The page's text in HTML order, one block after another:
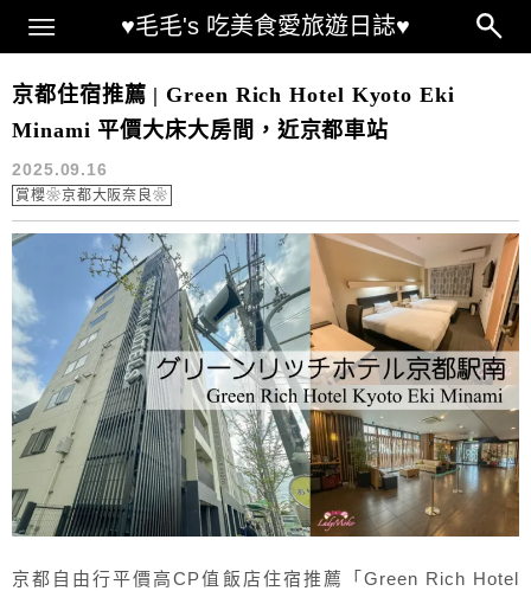
♥毛毛's 吃美食愛旅遊日誌♥
Main Menu
京都車站附近飯店推薦
京都住宿推薦 | Green Rich Hotel Kyoto Eki
Minami 平價大床大房間，近京都車站
2025.09.16
賞櫻❀京都大阪奈良❀
京都自由行平價高CP值飯店住宿推薦「Green Rich Hotel